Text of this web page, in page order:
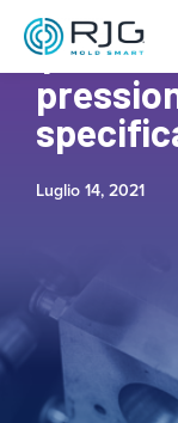
Qual è
Luglio 14, 2021